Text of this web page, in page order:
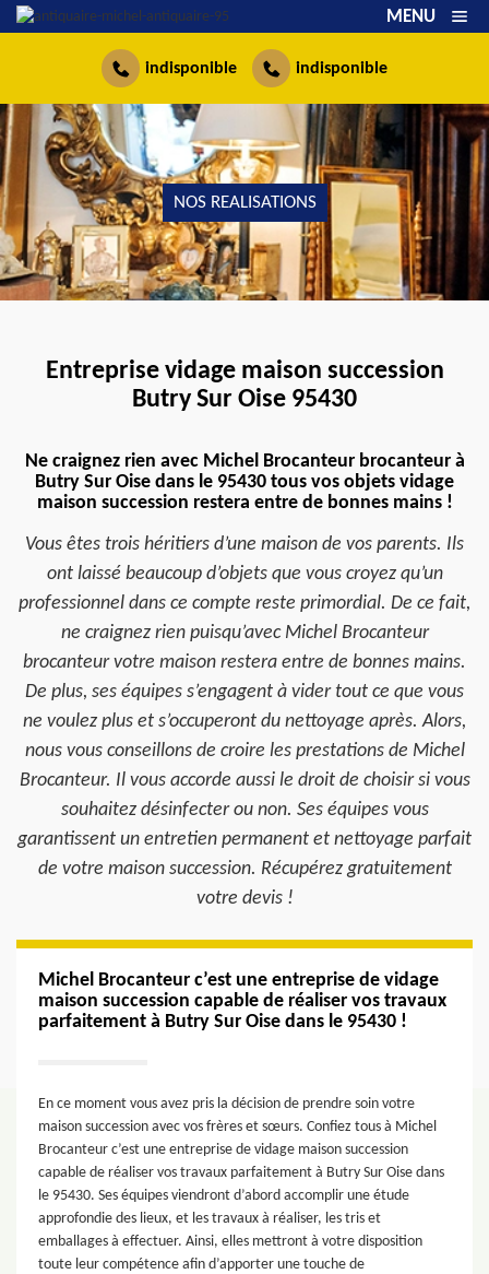
MENU
indisponible indisponible
NOS REALISATIONS
Entreprise vidage maison succession
Butry Sur Oise 95430
Ne craignez rien avec Michel Brocanteur brocanteur à
Butry Sur Oise dans le 95430 tous vos objets vidage
maison succession restera entre de bonnes mains !
Vous êtes trois héritiers d’une maison de vos parents. Ils
ont laissé beaucoup d’objets que vous croyez qu’un
professionnel dans ce compte reste primordial. De ce fait,
ne craignez rien puisqu’avec Michel Brocanteur
brocanteur votre maison restera entre de bonnes mains.
De plus, ses équipes s’engagent à vider tout ce que vous
ne voulez plus et s’occuperont du nettoyage après. Alors,
nous vous conseillons de croire les prestations de Michel
Brocanteur. Il vous accorde aussi le droit de choisir si vous
souhaitez désinfecter ou non. Ses équipes vous
garantissent un entretien permanent et nettoyage parfait
de votre maison succession. Récupérez gratuitement
votre devis !
Michel Brocanteur c’est une entreprise de vidage
maison succession capable de réaliser vos travaux
parfaitement à Butry Sur Oise dans le 95430 !
En ce moment vous avez pris la décision de prendre soin votre
maison succession avec vos frères et sœurs. Confiez tous à Michel
Brocanteur c’est une entreprise de vidage maison succession
capable de réaliser vos travaux parfaitement à Butry Sur Oise dans
le 95430. Ses équipes viendront d’abord accomplir une étude
approfondie des lieux, et les travaux à réaliser, les tris et
emballages à effectuer. Ainsi, elles mettront à votre disposition
toute leur compétence afin d’apporter une touche de